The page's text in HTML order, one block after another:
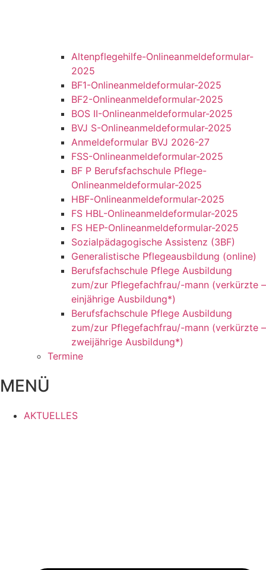
Altenpflegehilfe-Onlineanmeldeformular-
2025
BF1-Onlineanmeldeformular-2025
BF2-Onlineanmeldeformular-2025
BOS II-Onlineanmeldeformular-2025
BVJ S-Onlineanmeldeformular-2025
Anmeldeformular BVJ 2026-27
FSS-Onlineanmeldeformular-2025
BF P Berufsfachschule Pflege-
Onlineanmeldeformular-2025
HBF-Onlineanmeldeformular-2025
FS HBL-Onlineanmeldeformular-2025
FS HEP-Onlineanmeldeformular-2025
Sozialpädagogische Assistenz (3BF)
Generalistische Pflegeausbildung (online)
Berufsfachschule Pflege Ausbildung
zum/zur Pflegefachfrau/-mann (verkürzte –
einjährige Ausbildung*)
Berufsfachschule Pflege Ausbildung
zum/zur Pflegefachfrau/-mann (verkürzte –
zweijährige Ausbildung*)
Termine
MENÜ
AKTUELLES